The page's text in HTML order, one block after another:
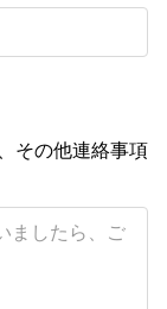
その他連絡事項